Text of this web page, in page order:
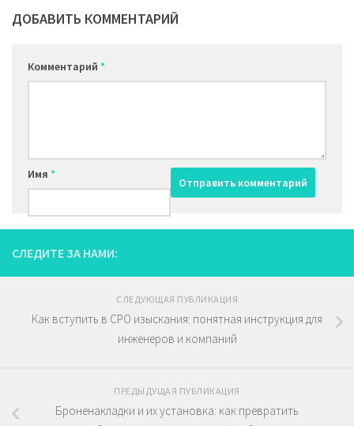
ДОБАВИТЬ КОММЕНТАРИЙ
Комментарий *
Имя *
СЛЕДИТЕ ЗА НАМИ:
СЛЕДУЮЩАЯ ПУБЛИКАЦИЯ
Как вступить в СРО изыскания: понятная инструкция для
инженеров и компаний
ПРЕДЫДУЩАЯ ПУБЛИКАЦИЯ
Броненакладки и их установка: как превратить